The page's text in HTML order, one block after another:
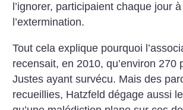
l’ignorer, participaient chaque jour à
l’extermination.
Tout cela explique pourquoi
recensait, en 2010, qu’environ 270
Justes ayant survécu. Mais des
recueillies, Hatzfeld dégage aussi